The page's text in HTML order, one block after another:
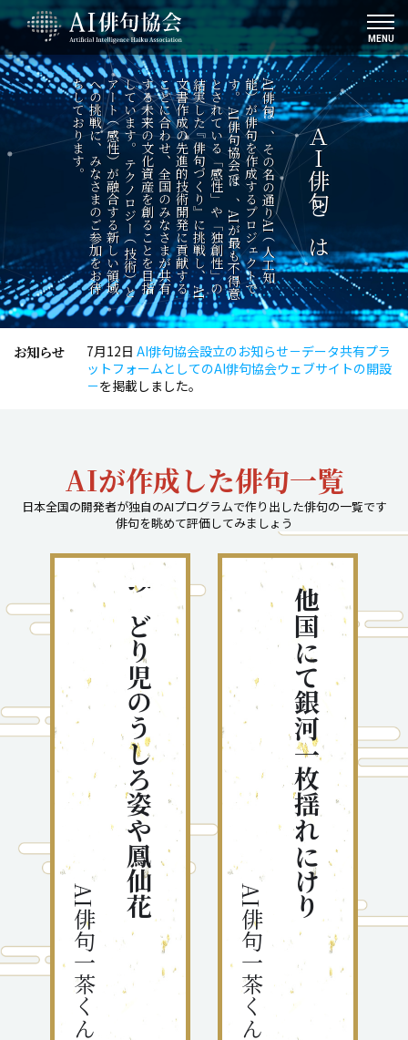
MENU
ＡＩ俳句とは
A
I
俳
句
は
、
そ
の
名
の
通
り
A
I
（
人
工
知
能
）
が
俳
句
を
作
成
す
る
プ
ロ
ジ
ェ
ク
ト
で
す
。
A
I
俳
句
協
会
で
は
、
A
I
が
最
も
不
得
意
と
さ
れ
て
い
る
「
感
性
」
や
「
独
創
性
」
の
結
実
し
た
『
俳
句
づ
く
り
』
に
挑
戦
し
、
A
I
文
書
作
成
の
先
進
的
技
術
開
発
に
貢
献
す
る
こ
と
に
合
わ
せ
、
全
国
の
み
な
さ
ま
が
共
有
す
る
未
来
の
文
化
資
産
を
創
る
こ
と
を
目
指
し
て
い
ま
す
。
テ
ク
ノ
ロ
ジ
ー
（
技
術
）
と
ア
ー
ト
（
感
性
）
が
融
合
す
る
新
し
い
領
域
へ
の
挑
戦
に
、
み
な
さ
ま
の
ご
参
加
を
お
待
ち
し
て
お
り
ま
す
。
お知らせ 7月12日 AI俳句協会設立のお知らせ－データ共有プラ
ットフォームとしてのAI俳句協会ウェブサイトの開設
－を掲載しました。
AIが作成した俳句一覧
日本全国の開発者が独自のAIプログラムで作り出した俳句の一覧です
俳句を眺めて評価してみましょう
みどり児のうしろ姿や鳳仙花
AI俳句一茶くん
他国にて銀河一枚揺れにけり
AI俳句一茶くん